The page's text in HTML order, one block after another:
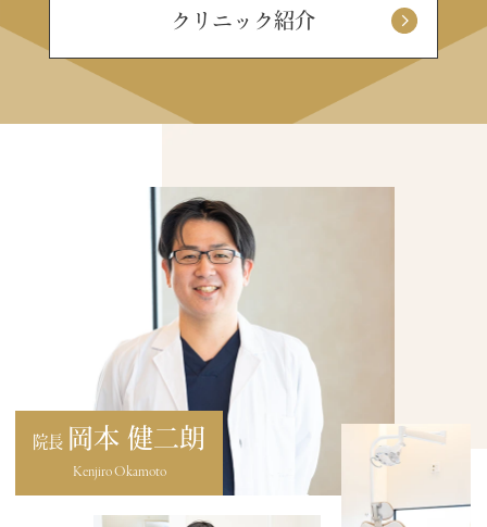
クリニック紹介
院長 岡本 健二朗
Kenjiro Okamoto